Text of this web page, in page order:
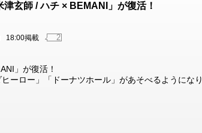
玄師 / ハチ × BEMANI」が復活！
18:00掲載 2
」が復活！
ーロー」「ドーナツホール」があそべるようになり